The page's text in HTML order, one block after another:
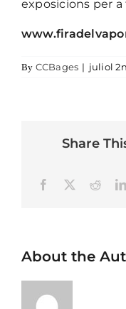
exposicions per
By CCBages | juliol
Share
Facebook
About the